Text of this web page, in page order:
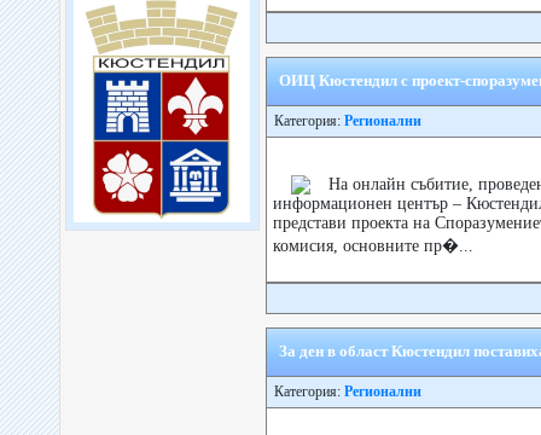
ОИЦ Кюстендил с проект-
Категория: Регионални
На онлайн събитие,
информационен център –
представи проекта на
комисия, основните пр�...
За ден в област Кюстендил
Категория: Регионални